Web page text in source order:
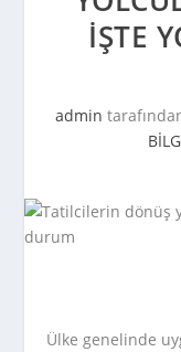
İŞTE
admin
Ülke genelinde